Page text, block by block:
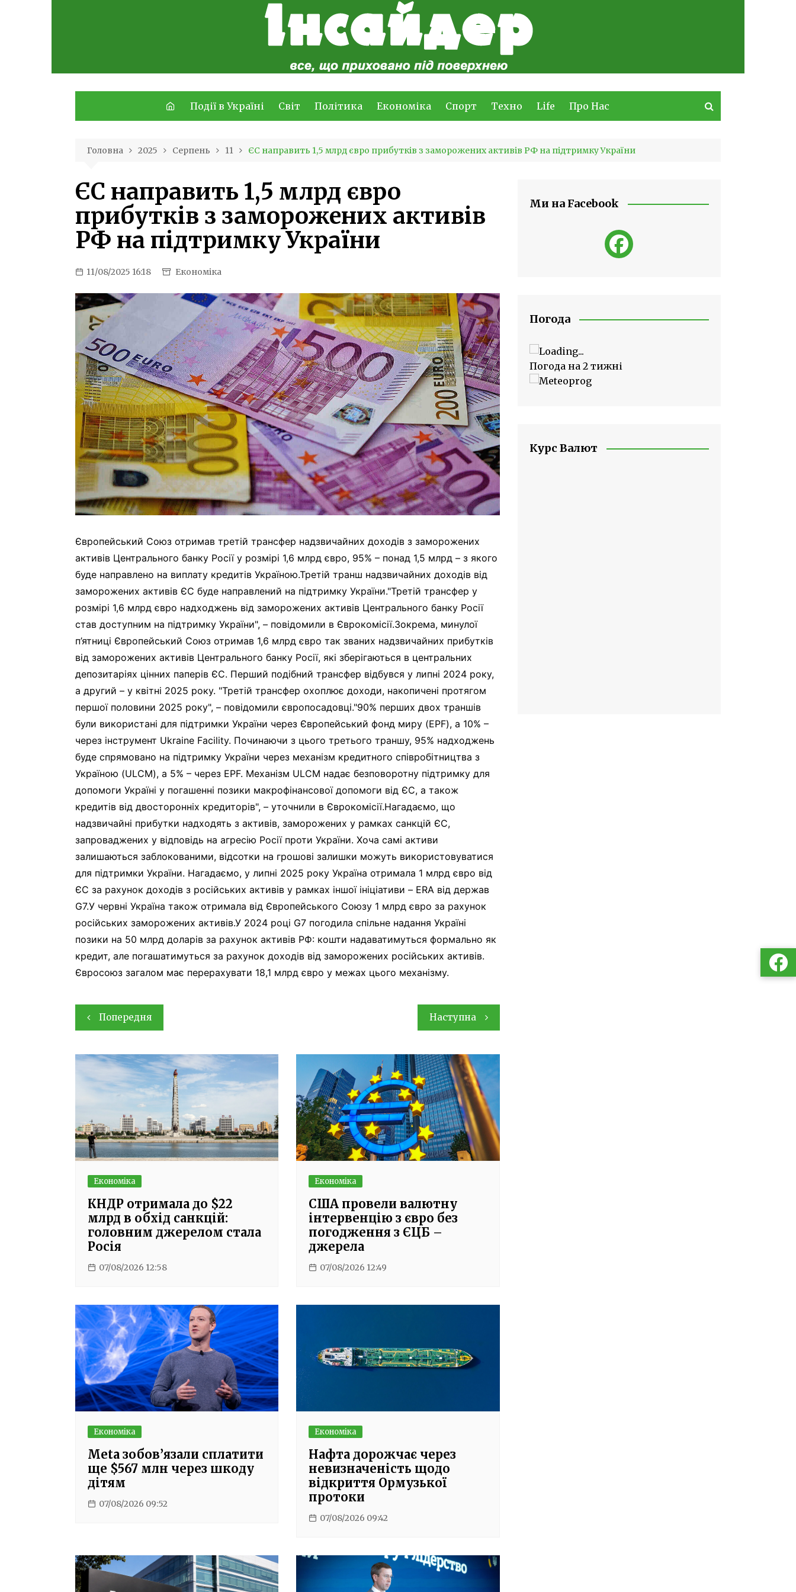
Події в Україні Світ Політика Економіка Спорт Техно Life Про Нас
Головна 2025 Серпень 11 ЄС направить 1,5 млрд євро прибутків з заморожених активів РФ на підтримку України
ЄС направить 1,5 млрд євро
прибутків з заморожених активів
РФ на підтримку України
11/08/2025 16:18 Економіка
Європейський Союз отримав третій трансфер надзвичайних доходів з заморожених
активів Центрального банку Росії у розмірі 1,6 млрд євро, 95% – понад 1,5 млрд – з якого
буде направлено на виплату кредитів Україною.Третій транш надзвичайних доходів від
заморожених активів ЄС буде направлений на підтримку України."Третій трансфер у
розмірі 1,6 млрд євро надходжень від заморожених активів Центрального банку Росії
став доступним на підтримку України", – повідомили в Єврокомісії.Зокрема, минулої
п’ятниці Європейський Союз отримав 1,6 млрд євро так званих надзвичайних прибутків
від заморожених активів Центрального банку Росії, які зберігаються в центральних
депозитаріях цінних паперів ЄС. Перший подібний трансфер відбувся у липні 2024 року,
а другий – у квітні 2025 року. "Третій трансфер охоплює доходи, накопичені протягом
першої половини 2025 року", – повідомили європосадовці."90% перших двох траншів
були використані для підтримки України через Європейський фонд миру (EPF), а 10% –
через інструмент Ukraine Facility. Починаючи з цього третього траншу, 95% надходжень
буде спрямовано на підтримку України через механізм кредитного співробітництва з
Україною (ULCM), а 5% – через EPF. Механізм ULCM надає безповоротну підтримку для
допомоги Україні у погашенні позики макрофінансової допомоги від ЄС, а також
кредитів від двосторонніх кредиторів", – уточнили в Єврокомісії.Нагадаємо, що
надзвичайні прибутки надходять з активів, заморожених у рамках санкцій ЄС,
запроваджених у відповідь на агресію Росії проти України. Хоча самі активи
залишаються заблокованими, відсотки на грошові залишки можуть використовуватися
для підтримки України. Нагадаємо, у липні 2025 року Україна отримала 1 млрд євро від
ЄС за рахунок доходів з російських активів у рамках іншої ініціативи – ERA від держав
G7.У червні Україна також отримала від Європейського Союзу 1 млрд євро за рахунок
російських заморожених активів.У 2024 році G7 погодила спільне надання Україні
позики на 50 млрд доларів за рахунок активів РФ: кошти надаватимуться формально як
кредит, але погашатимуться за рахунок доходів від заморожених російських активів.
Євросоюз загалом має перерахувати 18,1 млрд євро у межах цього механізму.
Навігація
записів
Попередня Наступна
Економіка
КНДР отримала до $22
млрд в обхід санкцій:
головним джерелом стала
Росія
07/08/2026 12:58
Економіка
США провели валютну
інтервенцію з євро без
погодження з ЄЦБ –
джерела
07/08/2026 12:49
Економіка
Meta зобов’язали сплатити
ще $567 млн через шкоду
дітям
07/08/2026 09:52
Економіка
Нафта дорожчає через
невизначеність щодо
відкриття Ормузької
протоки
07/08/2026 09:42
Ми на Facebook
Погода
Погода на 2 тижні
Курс Валют